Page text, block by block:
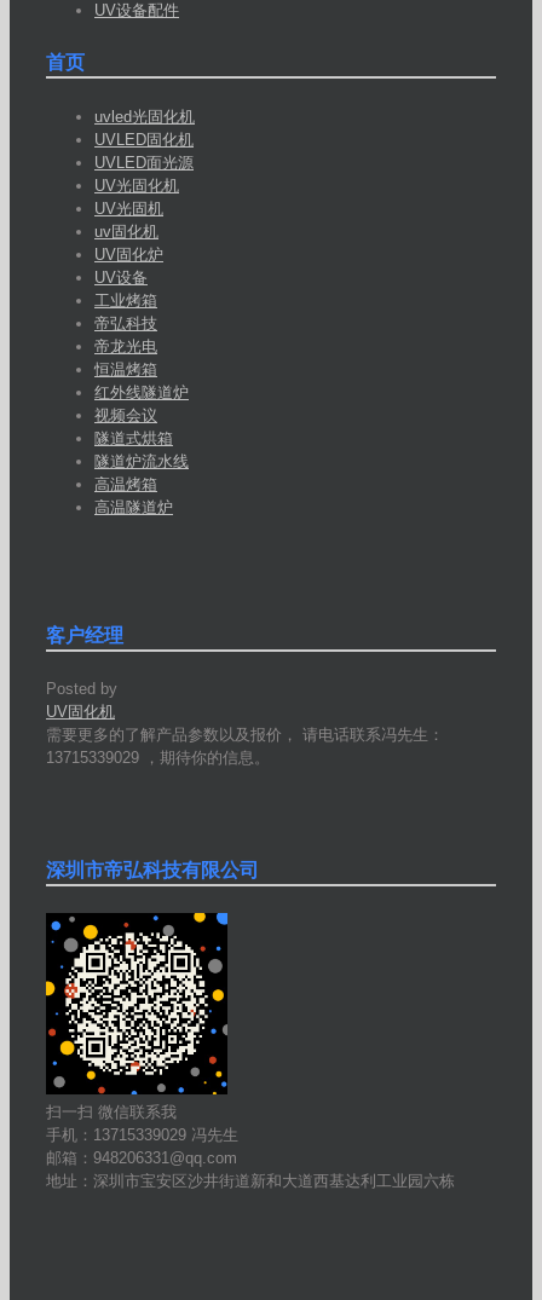
UV设备配件
首页
uvled光固化机
UVLED固化机
UVLED面光源
UV光固化机
UV光固机
uv固化机
UV固化炉
UV设备
工业烤箱
帝弘科技
帝龙光电
恒温烤箱
红外线隧道炉
视频会议
隧道式烘箱
隧道炉流水线
高温烤箱
高温隧道炉
客户经理
Posted by
UV固化机
需要更多的了解产品参数以及报价， 请电话联系冯先生：
13715339029 ，期待你的信息。
深圳市帝弘科技有限公司
扫一扫 微信联系我
手机：13715339029 冯先生
邮箱：948206331@qq.com
地址：深圳市宝安区沙井街道新和大道西基达利工业园六栋